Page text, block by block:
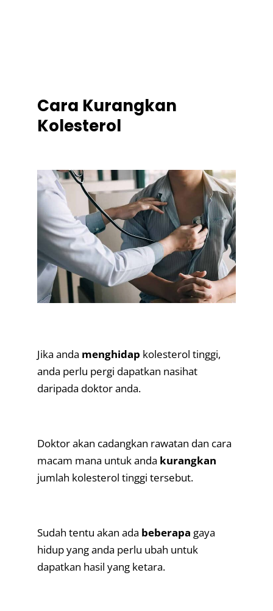
Cara Kurangkan
Kolesterol
Jika anda menghidap kolesterol tinggi,
anda perlu pergi dapatkan nasihat
daripada doktor anda.
Doktor akan cadangkan rawatan dan cara
macam mana untuk anda kurangkan
jumlah kolesterol tinggi tersebut.
Sudah tentu akan ada beberapa gaya
hidup yang anda perlu ubah untuk
dapatkan hasil yang ketara.